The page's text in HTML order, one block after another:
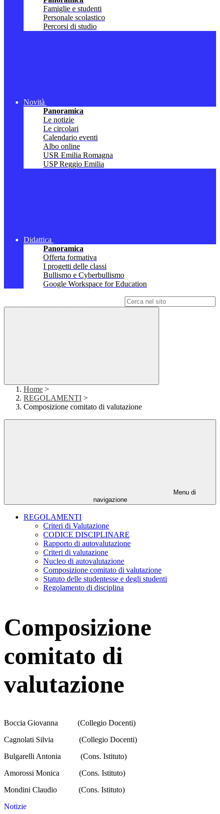
Famiglie e studenti
Personale scolastico
Percorsi di studio
Novità
Panoramica
Le notizie
Le circolari
Calendario eventi
Albo online
USR Emilia Romagna
USP Reggio Emilia
Didattica
Panoramica
Offerta formativa
I progetti delle classi
Bullismo e Cyberbullismo
Google Workspace for Education
Home >
REGOLAMENTI >
Composizione comitato di valutazione
Menu di
navigazione
REGOLAMENTI
Criteri di Valutazione
CODICE DISCIPLINARE
Rapporto di autovalutazione
Criteri di valutazione
Nucleo di autovalutazione
Composizione comitato di valutazione
Statuto delle studentesse e degli studenti
Regolamento di disciplina
Composizione
comitato di
valutazione
Boccia Giovanna (Collegio Docenti)
Cagnolati Silvia (Collegio Docenti)
Bulgarelli Antonia (Cons. Istituto)
Amorossi Monica (Cons. Istituto)
Mondini Claudio (Cons. Istituto)
Notizie